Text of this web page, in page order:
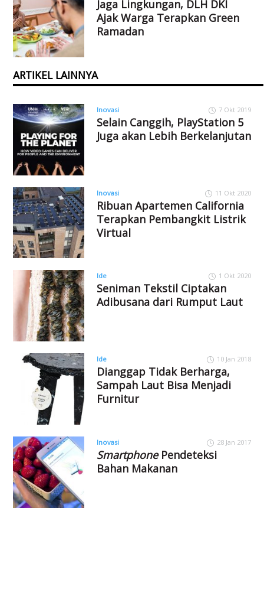
Jaga Lingkungan, DLH DKI
Ajak Warga Terapkan Green
Ramadan
ARTIKEL LAINNYA
Inovasi 7 Okt 2019
Selain Canggih, PlayStation 5
Juga akan Lebih Berkelanjutan
Inovasi 11 Okt 2020
Ribuan Apartemen California
Terapkan Pembangkit Listrik
Virtual
Ide 1 Okt 2020
Seniman Tekstil Ciptakan
Adibusana dari Rumput Laut
Ide 10 Jan 2018
Dianggap Tidak Berharga,
Sampah Laut Bisa Menjadi
Furnitur
Inovasi 28 Jan 2017
SmartphonePendeteksi
Bahan Makanan